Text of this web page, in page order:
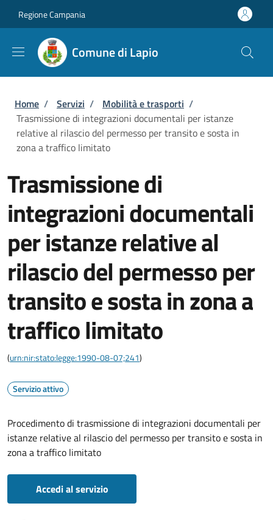
Regione Campania
Comune di Lapio
Briciole di pane
Home / Servizi / Mobilità e trasporti /
Trasmissione di integrazioni documentali per istanze
relative al rilascio del permesso per transito e sosta in
zona a traffico limitato
Trasmissione di
integrazioni documentali
per istanze relative al
rilascio del permesso per
transito e sosta in zona a
traffico limitato
(urn:nir:stato:legge:1990-08-07;241)
Servizio attivo
Procedimento di trasmissione di integrazioni documentali per
istanze relative al rilascio del permesso per transito e sosta in
zona a traffico limitato
Accedi al servizio